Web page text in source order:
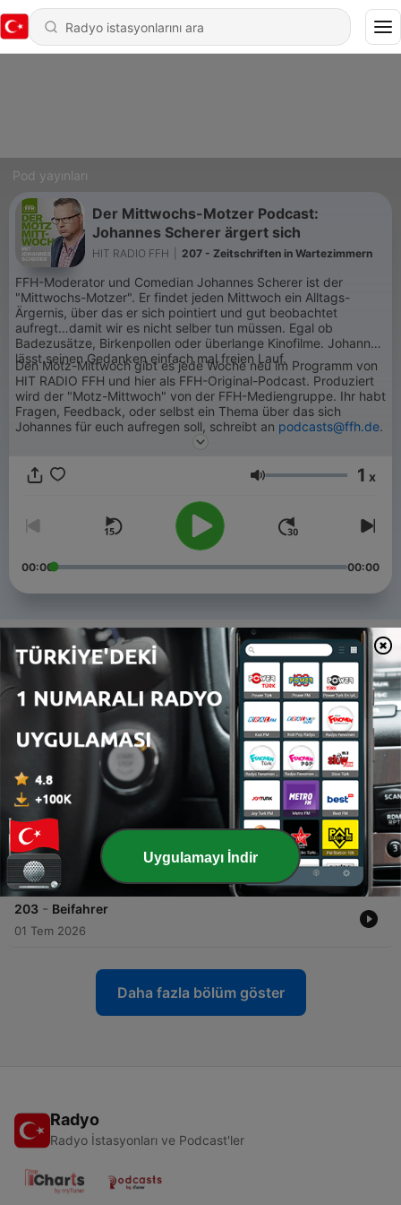
Pod yayınları
Der Mittwochs-Motzer Podcast:
Johannes Scherer ärgert sich
HIT RADIO FFH 207 - Zeitschriften in Wartezimmern
FFH-Moderator und Comedian Johannes Scherer ist der
"Mittwochs-Motzer". Er findet jeden Mittwoch ein Alltags-
Ärgernis, über das er sich pointiert und gut beobachtet
aufregt…damit wir es nicht selber tun müssen. Egal ob
Badezusätze, Birkenpollen oder überlange Kinofilme. Johannes
lässt seinen Gedanken einfach mal freien Lauf.
Den Motz-Mittwoch gibt es jede Woche neu im Programm von
HIT RADIO FFH und hier als FFH-Original-Podcast. Produziert
wird der "Motz-Mittwoch" von der FFH-Mediengruppe. Ihr habt
Fragen, Feedback, oder selbst ein Thema über das sich
Johannes für euch aufregen soll, schreibt an podcasts@ffh.de.
Ses 1 x
00:00 00:00
Bölümler
207 Zeitschriften in Wartezimmern
05 Ağu 2026
206 - Toaster
205 - Gutgelaunte Menschen
22 Tem 2026
204 - Fensterplätze im ICE
15 Tem 2026
203 - Beifahrer
01 Tem 2026
Daha fazla bölüm göster
Radyo
Radyo İstasyonları ve Podcast'ler
Uygulamayı İndir